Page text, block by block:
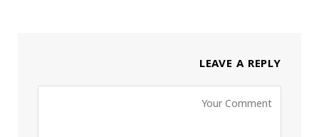
LEAVE A REPLY